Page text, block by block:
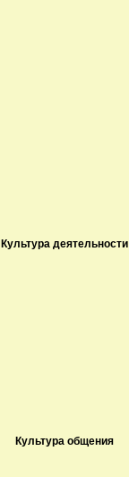
Культура деятельности
Культура общения